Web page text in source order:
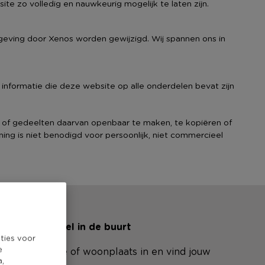
voor
zo volledig en nauwkeurig mogelijk te laten zijn.
door Xenos worden gewijzigd. Wij spannen ons in
die deze website op alle onderdelen bevat zijn
gedeelten daarvan openbaar te maken, te kopiëren of
is niet benodigd voor persoonlijk, niet commercieel
Zoek een winkel in de buurt
je postcode of woonplaats in en vind jouw